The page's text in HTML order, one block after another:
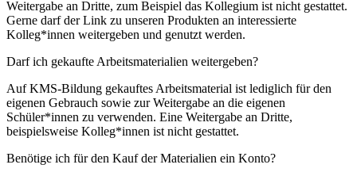
Weitergabe an Dritte, zum Beispiel das Kollegium ist nicht gestattet.
Gerne darf der Link zu unseren Produkten an interessierte
Kolleg*innen weitergeben und genutzt werden.
Darf ich gekaufte Arbeitsmaterialien weitergeben?
Auf KMS-Bildung gekauftes Arbeitsmaterial ist lediglich für den
eigenen Gebrauch sowie zur Weitergabe an die eigenen
Schüler*innen zu verwenden. Eine Weitergabe an Dritte,
beispielsweise Kolleg*innen ist nicht gestattet.
Benötige ich für den Kauf der Materialien ein Konto?